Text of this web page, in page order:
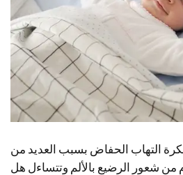
التهاب الحفاض بسبب العديد من
من شعور الرضيع بالألم وتتساءل هل